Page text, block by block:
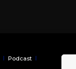
Podcast